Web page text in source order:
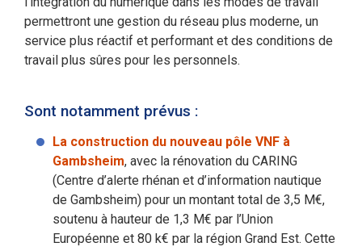
permettront une gestion du réseau plus moderne, un
service plus réactif et performant et des conditions de
travail plus sûres pour les personnels.
Sont notamment prévus :
La construction du nouveau pôle VNF à
Gambsheim, avec la rénovation du CARING
(Centre d’alerte rhénan et d’information nautique
de Gambsheim) pour un montant total de 3,5 M€,
soutenu à hauteur de 1,3 M€ par l’Union
Européenne et 80 k€ par la région Grand Est. Cette